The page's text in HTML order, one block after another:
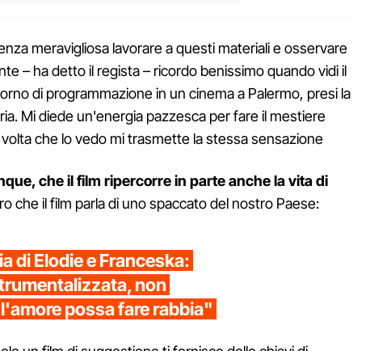
meravigliosa lavorare a questi materiali e osservare
– ha detto il regista – ricordo benissimo quando vidi il
di programmazione in un cinema a Palermo, presi la
Mi diede un'energia pazzesca per fare il mestiere
che lo vedo mi trasmette la stessa sensazione
che il film ripercorre in parte anche la vita di
che il film parla di uno spaccato del nostro Paese:
di Elodie e Franceska:
non
possa fare rabbia"